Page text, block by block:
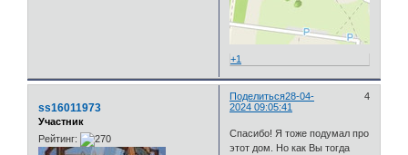
+1
Поделиться 4
28-04-
2024 09:05:41
ss16011973
Участник
Рейтинг:
Спасибо! Я тоже подумал про
этот дом. Но как Вы тогда